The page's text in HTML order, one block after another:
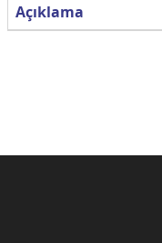
Açıklama